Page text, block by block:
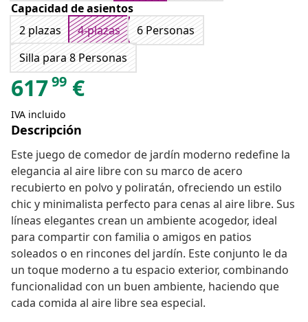
Capacidad de asientos
2 plazas
4-plazas
6 Personas
Silla para 8 Personas
61799 €
IVA incluido
Descripción
Este juego de comedor de jardín moderno redefine la
elegancia al aire libre con su marco de acero
recubierto en polvo y poliratán, ofreciendo un estilo
chic y minimalista perfecto para cenas al aire libre. Sus
líneas elegantes crean un ambiente acogedor, ideal
para compartir con familia o amigos en patios
soleados o en rincones del jardín. Este conjunto le da
un toque moderno a tu espacio exterior, combinando
funcionalidad con un buen ambiente, haciendo que
cada comida al aire libre sea especial.